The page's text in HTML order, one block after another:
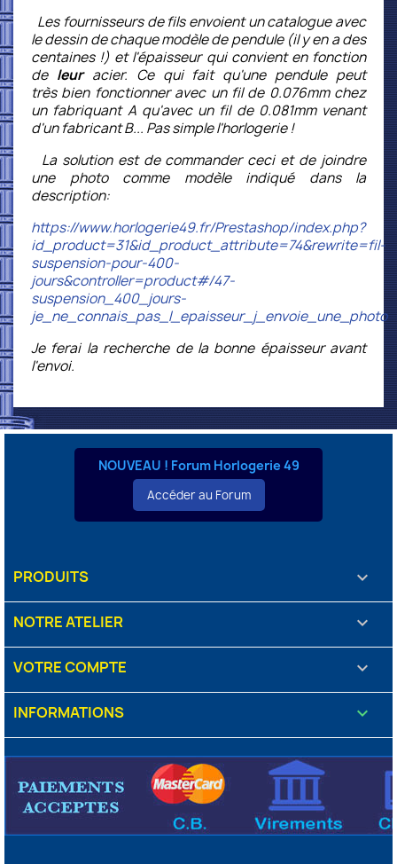
Les fournisseurs de fils envoient un catalogue avec
le dessin de chaque modèle de pendule (il y en a des
centaines !) et l'épaisseur qui convient en fonction
de leuracier. Ce qui fait qu'une pendule peut
très bien fonctionner avec un fil de 0.076mm chez
un fabriquant A qu'avec un fil de 0.081mm venant
d'un fabricant B... Pas simple l'horlogerie !
La solution est de commander ceci et de joindre
une photo comme modèle indiqué dans la
description:
https://www.horlogerie49.fr/Prestashop/index.php?
id_product=31&id_product_attribute=74&rewrite=fil-
suspension-pour-400-
jours&controller=product#/47-
suspension_400_jours-
je_ne_connais_pas_l_epaisseur_j_envoie_une_photo
Je ferai la recherche de la bonne épaisseur avant
l'envoi.
NOUVEAU ! Forum Horlogerie 49
Accéder au Forum
PRODUITS 
NOTRE ATELIER 
VOTRE COMPTE 
INFORMATIONS keyboard_arrow_down